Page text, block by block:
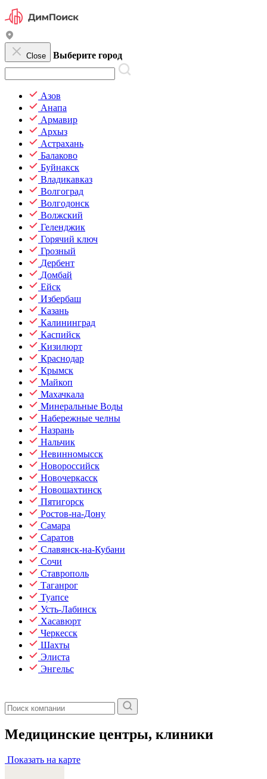
Close Выберите город
Азов
Анапа
Армавир
Архыз
Астрахань
Балаково
Буйнакск
Владикавказ
Волгоград
Волгодонск
Волжский
Геленджик
Горячий ключ
Грозный
Дербент
Домбай
Ейск
Избербаш
Казань
Калининград
Каспийск
Кизилюрт
Краснодар
Крымск
Майкоп
Махачкала
Минеральные Воды
Набережные челны
Назрань
Нальчик
Невинномысск
Новороссийск
Новочеркасск
Новошахтинск
Пятигорск
Ростов-на-Дону
Самара
Саратов
Славянск-на-Кубани
Сочи
Ставрополь
Таганрог
Туапсе
Усть-Лабинск
Хасавюрт
Черкесск
Шахты
Элиста
Энгельс
Медицинские центры, клиники
Показать на карте